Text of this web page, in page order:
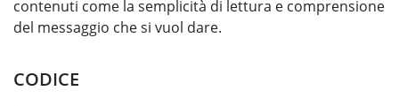
contenuti come la semplicità di lettura e comprensione
del messaggio che si vuol dare.
CODICE